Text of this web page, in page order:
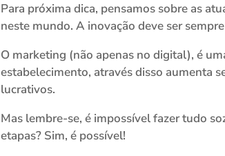
Para próxima dica, pensamos sobre as
neste mundo. A inovação deve ser
O marketing (não apenas no digital), é
estabelecimento, através disso aumenta
lucrativos.
Mas lembre-se, é impossível fazer tudo
etapas? Sim, é possível!